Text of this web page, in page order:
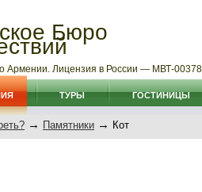
Бюро
Армении. Лицензия в России — МВТ-
ТУРЫ ГОСТИНИЦЫ
→ Памятники → Кот